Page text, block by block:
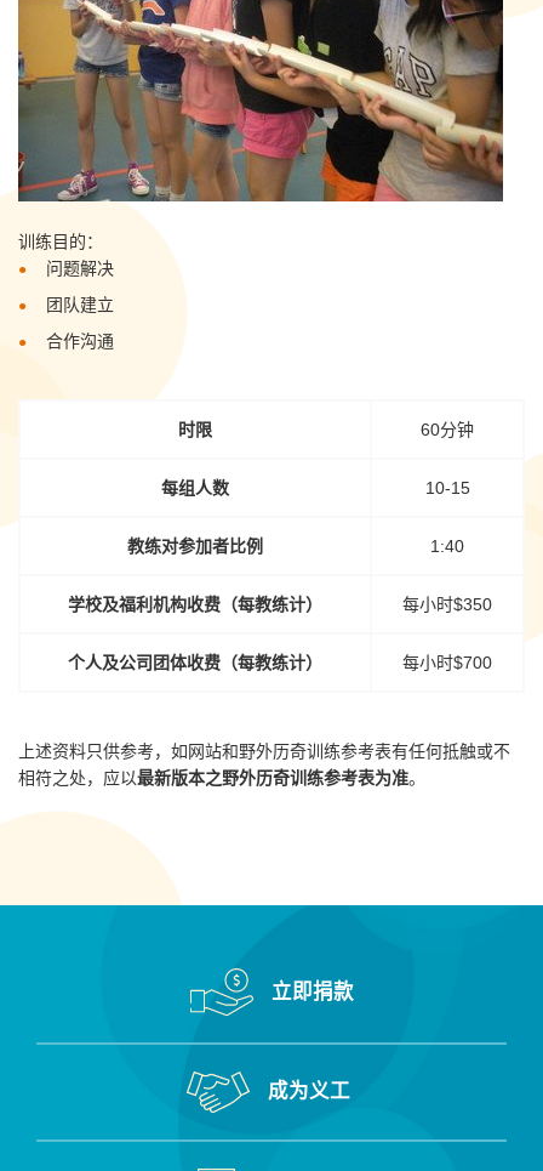
训练目的：
问题解决
团队建立
合作沟通
时限 60分钟
每组人数 10-15
教练对参加者比例 1:40
学校及福利机构收费（每教练计） 每小时$350
个人及公司团体收费（每教练计） 每小时$700
上述资料只供参考，如网站和野外历奇训练参考表有任何抵触或不
相符之处，应以最新版本之野外历奇训练参考表为准。
立即捐款
成为义工